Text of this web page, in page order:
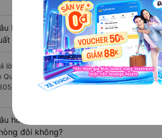
hỏi: Review xe đi Tây Ninh - Tây
sắc, cao cấp nhất?
lời: Những hãng xe đi Đăk Mil - Đắk Nông
Quý Thảo (Đắk Lắk) đi Tây Ninh - Tây Ninh
đánh giá của khách hàng).
hỏi: Có loại xe Đăk Mil - Đắk Nông
đôi không?